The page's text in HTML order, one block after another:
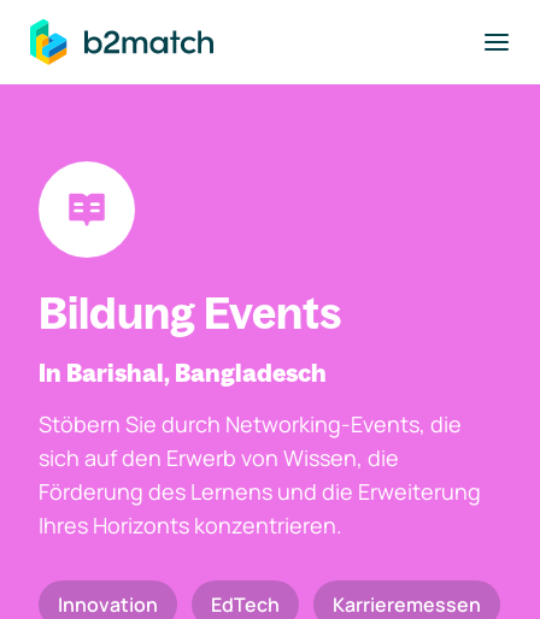
springen
Bildung Events
In Barishal, Bangladesch
Stöbern Sie durch Networking-Events, die
sich auf den Erwerb von Wissen, die
Förderung des Lernens und die Erweiterung
Ihres Horizonts konzentrieren.
Innovation EdTech Karrieremessen